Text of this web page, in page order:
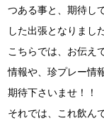
つある事と、期待し
した出張となりました
こちらでは、お伝え
情報や、珍プレー情
期待下さいませ！！
それでは、これ飲ん